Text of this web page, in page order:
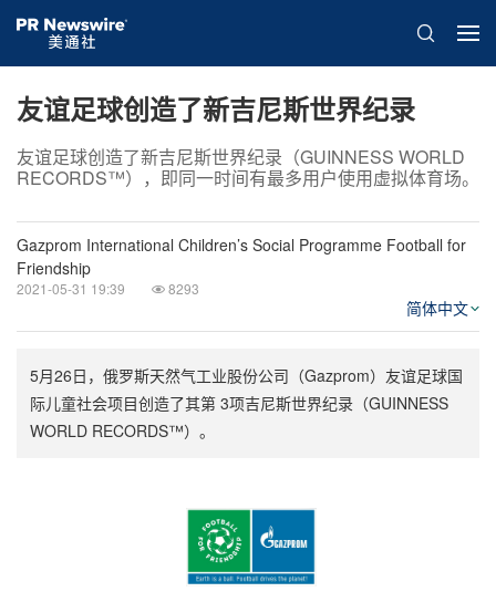
友谊足球创造了新吉尼斯世界纪录
友谊足球创造了新吉尼斯世界纪录（GUINNESS WORLD
RECORDS™），即同一时间有最多用户使用虚拟体育场。
Gazprom International Children’s Social Programme Football for
Friendship
2021-05-31 19:39 8293
简体中文
5月26日，俄罗斯天然气工业股份公司（Gazprom）友谊足球国
际儿童社会项目创造了其第 3项吉尼斯世界纪录（GUINNESS
WORLD RECORDS™）。